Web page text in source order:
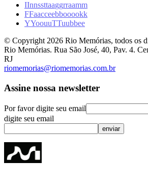
IInnssttaaggrraamm
FFaacceebbooookk
YYoouuTTuubbee
© Copyright 2026 Rio Memórias, todos os
Rio Memórias. Rua São José, 40, Pav. 4.
RJ
riomemorias@riomemorias.com.br
Assine nossa newsletter
Por favor digite seu email
digite seu email
enviar